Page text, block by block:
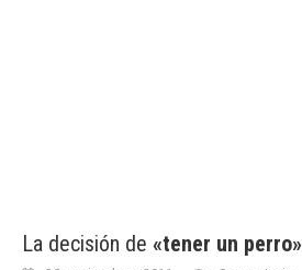
La decisión de «tener un perro»